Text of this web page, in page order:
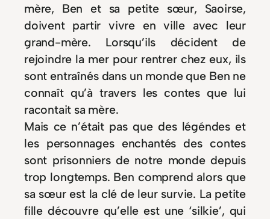
mère, Ben et sa petite sœur, Saoirse,
doivent partir vivre en ville avec leur
grand-mère. Lorsqu’ils décident de
rejoindre la mer pour rentrer chez eux, ils
sont entraînés dans un monde que Ben ne
connaît qu’à travers les contes que lui
racontait sa mère.
Mais ce n’était pas que des légéndes et
les personnages enchantés des contes
sont prisonniers de notre monde depuis
trop longtemps. Ben comprend alors que
sa sœur est la clé de leur survie. La petite
fille découvre qu’elle est une ‘silkie’, qui